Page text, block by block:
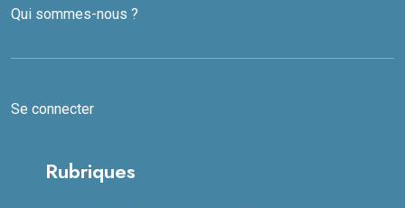
Qui sommes-nous ?
Se connecter
Rubriques